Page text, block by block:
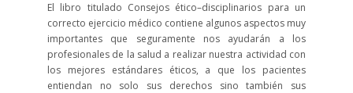
El libro titulado Consejos ético–disciplinarios para un
correcto ejercicio médico contiene algunos aspectos muy
importantes que seguramente nos ayudarán a los
profesionales de la salud a realizar nuestra actividad con
los mejores estándares éticos, a que los pacientes
entiendan no solo sus derechos sino también sus